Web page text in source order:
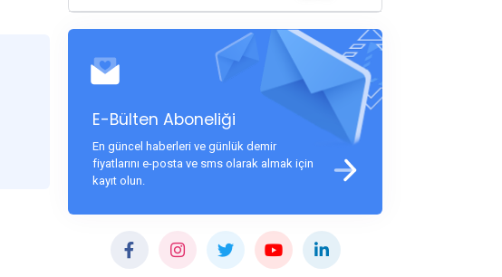
E-Bülten Aboneliği
En güncel haberleri ve günlük demir
fiyatlarını e-posta ve sms olarak almak için
kayıt olun.